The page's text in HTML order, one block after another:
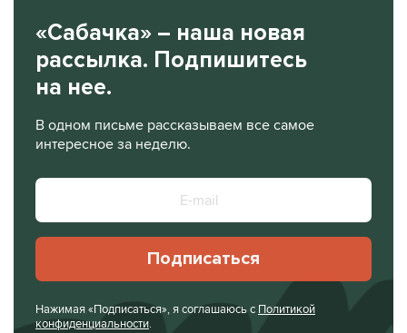
«Сабачка» – наша новая
рассылка. Подпишитесь
на нее.
В одном письме рассказываем все самое
интересное за неделю.
Подписаться
Нажимая «Подписаться», я соглашаюсь с Политикой
конфиденциальности.